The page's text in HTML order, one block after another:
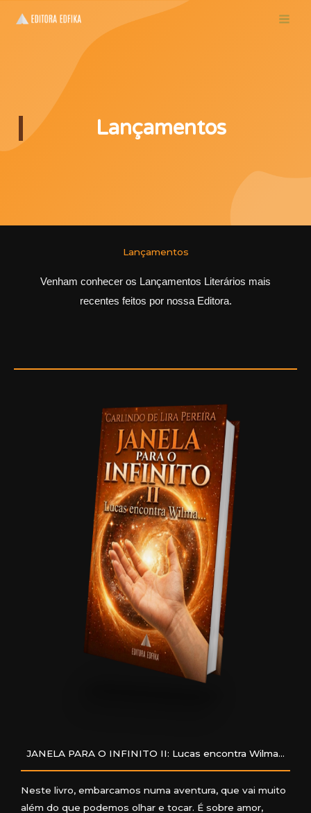
Lançamentos
Lançamentos
Venham conhecer os Lançamentos Literários mais
recentes feitos por nossa Editora.
JANELA PARA O INFINITO II: Lucas encontra Wilma...
Neste livro, embarcamos numa aventura, que vai muito
além do que podemos olhar e tocar. É sobre amor,